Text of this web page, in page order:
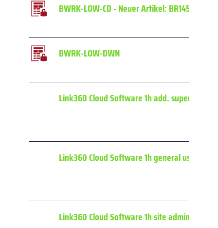
BWRK-LOW-CD - Neuer Artikel: BR145445
BWRK-LOW-DWN
Link360 Cloud Software 1h add. super
Link360 Cloud Software 1h general user
Link360 Cloud Software 1h site admin